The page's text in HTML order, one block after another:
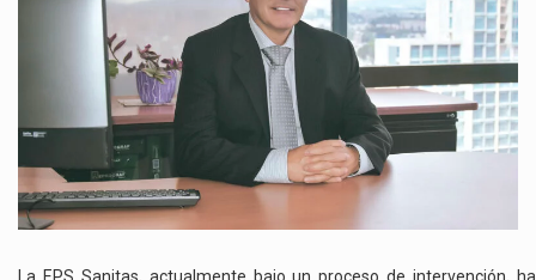
FINANCIERA
Y
CONTINUIDAD
EN
LA
RED
HOSPITALARIA
DE